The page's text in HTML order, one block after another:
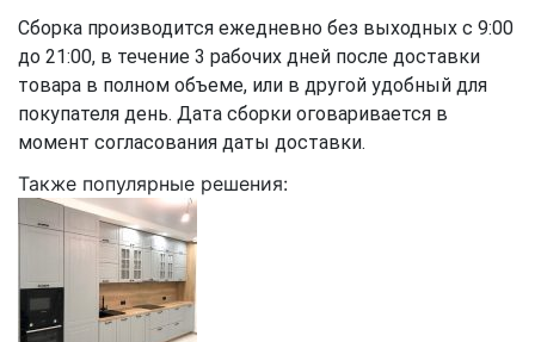
Сборка производится ежедневно без выходных с 9:00
до 21:00, в течение 3 рабочих дней после доставки
товара в полном объеме, или в другой удобный для
покупателя день. Дата сборки оговаривается в
момент согласования даты доставки.
Также популярные решения: